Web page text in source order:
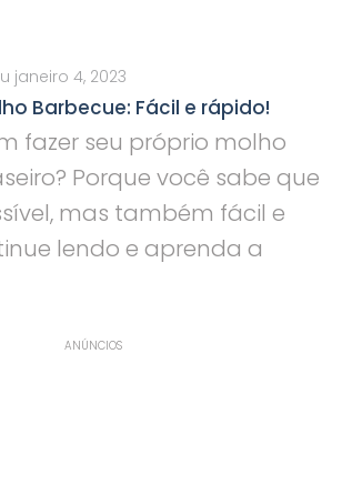
janeiro 4, 2023
Barbecue: Fácil e rápido!
fazer seu próprio molho
Porque você sabe que
mas também fácil e
lendo e aprenda a
ANÚNCIOS